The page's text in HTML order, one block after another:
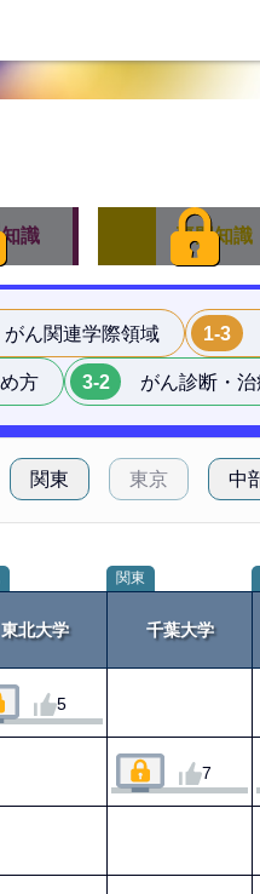
識 専門知識
がん関連学際領域 1-3
方 3-2 がん診断・
関東 東京 中
東北大学
関東
千葉大学
5
7